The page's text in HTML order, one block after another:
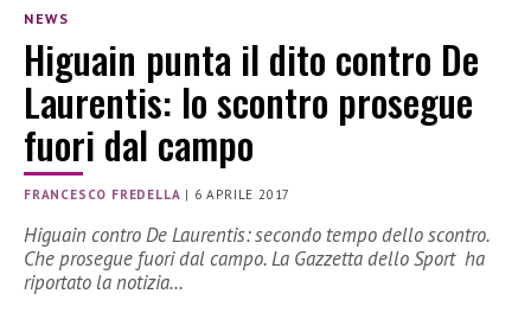
NEWS
Higuain punta il dito contro De
Laurentis: lo scontro prosegue
fuori dal campo
FRANCESCO FREDELLA | 6 APRILE 2017
Higuain contro De Laurentis: secondo tempo dello scontro.
Che prosegue fuori dal campo. La Gazzetta dello Sport ha
riportato la notizia…